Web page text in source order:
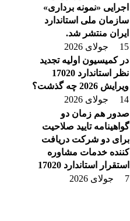
اجرایی «نمونه برداری»
سازمان ملی استاندارد
ایران منتشر شد.
15 جولای 2026
در کمیسیون اولیه تجدید
نظر استاندارد 17020
ویرایش 2026 چه گذشت؟
14 جولای 2026
صدور هم زمان دو
گواهینامه تایید صلاحیت
برای دو شرکت دریافت
کننده خدمات مشاوره
استقرار استاندارد 17020
7 جولای 2026